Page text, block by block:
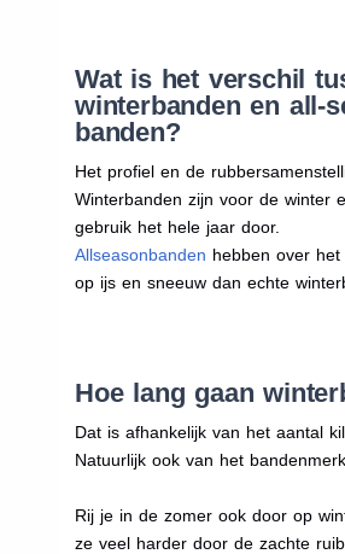
Wat is het verschil
winterbanden en all-
banden?
Het profiel en de
Winterbanden zijn voor de winter
gebruik het hele jaar door.
Allseasonbanden hebben over
op ijs en sneeuw dan echte
Hoe lang gaan
Dat is afhankelijk van het aantal
Natuurlijk ook van het
Rij je in de zomer ook door op
ze veel harder door de zachte